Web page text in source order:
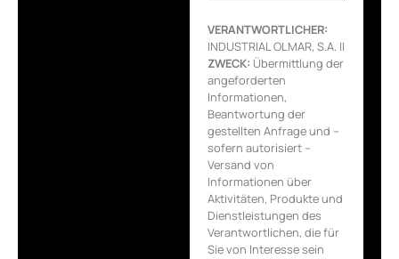
VERANTWORTLICHER:
INDUSTRIAL OLMAR, S.A. ||
ZWECK: Übermittlung der
angeforderten
Informationen,
Beantwortung der
gestellten Anfrage und –
sofern autorisiert –
Versand von
Informationen über
Aktivitäten, Produkte und
Dienstleistungen des
Verantwortlichen, die für
Sie von Interesse sein